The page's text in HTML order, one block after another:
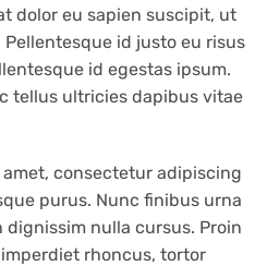
dolor eu sapien suscipit, ut
id justo eu risus
id egestas ipsum.
tellus ultricies dapibus vitae
consectetur adipiscing
purus. Nunc finibus urna
dignissim nulla cursus. Proin
rhoncus, tortor